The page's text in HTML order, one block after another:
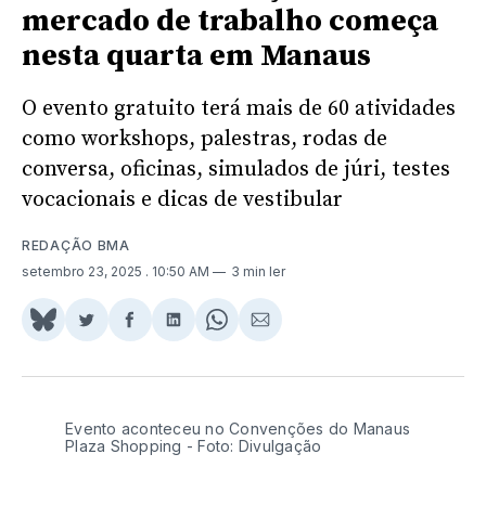
mercado de trabalho começa
nesta quarta em Manaus
O evento gratuito terá mais de 60 atividades
como workshops, palestras, rodas de
conversa, oficinas, simulados de júri, testes
vocacionais e dicas de vestibular
REDAÇÃO BMA
setembro 23, 2025 . 10:50 AM 3 min ler
Share
BlueSky
Compartilhar
Twitter
Compartilhar
Facebook
Compartilhar
LinkedIn
Share
WhatsApp
Compartilhar
Email
Evento aconteceu no Convenções do Manaus
Plaza Shopping - Foto: Divulgação